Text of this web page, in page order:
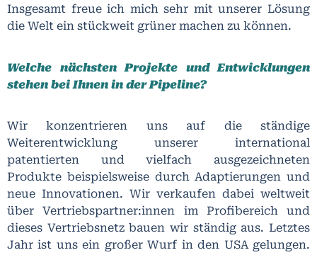
Insgesamt freue ich mich sehr mit unserer Lösung
die Welt ein stückweit grüner machen zu können.
Welche nächsten Projekte und Entwicklungen
stehen bei Ihnen in der Pipeline?
Wir konzentrieren uns auf die ständige
Weiterentwicklung unserer international
patentierten und vielfach ausgezeichneten
Produkte beispielsweise durch Adaptierungen und
neue Innovationen. Wir verkaufen dabei weltweit
über Vertriebspartner:innen im Profibereich und
dieses Vertriebsnetz bauen wir ständig aus. Letztes
Jahr ist uns ein großer Wurf in den USA gelungen.